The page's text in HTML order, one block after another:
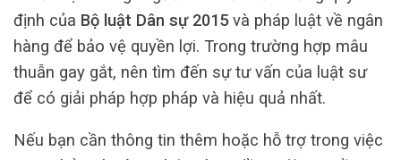
định của Bộ luật Dân sự 2015và pháp luật về ngân
hàng để bảo vệ quyền lợi. Trong trường hợp mâu
thuẫn gay gắt, nên tìm đến sự tư vấn của luật sư
để có giải pháp hợp pháp và hiệu quả nhất.
Nếu bạn cần thông tin thêm hoặc hỗ trợ trong việc